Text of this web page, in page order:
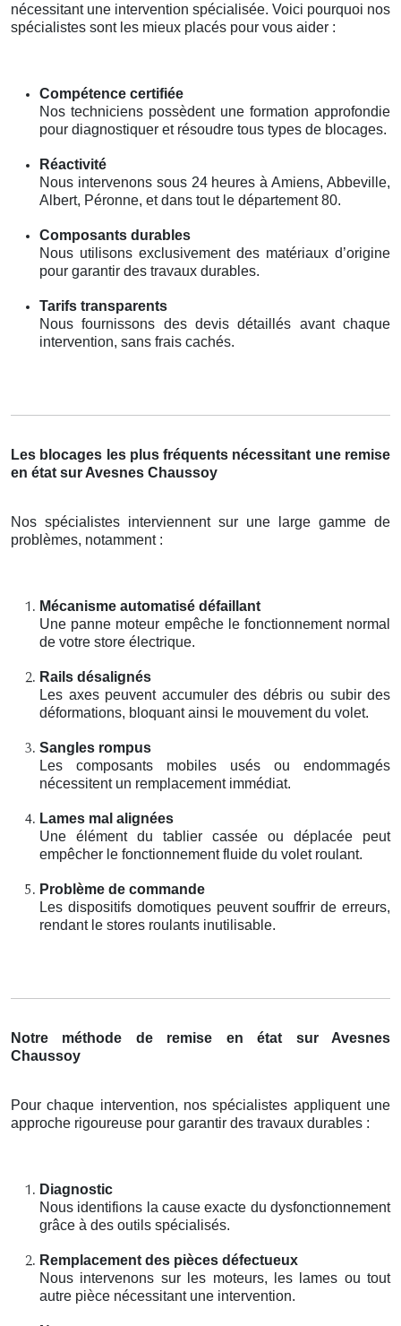
nécessitant une intervention spécialisée. Voici pourquoi nos
spécialistes sont les mieux placés pour vous aider :
Compétence certifiée
Nos techniciens possèdent une formation approfondie
pour diagnostiquer et résoudre tous types de blocages.
Réactivité
Nous intervenons sous 24 heures à Amiens, Abbeville,
Albert, Péronne, et dans tout le département 80.
Composants durables
Nous utilisons exclusivement des matériaux d’origine
pour garantir des travaux durables.
Tarifs transparents
Nous fournissons des devis détaillés avant chaque
intervention, sans frais cachés.
Les blocages les plus fréquents nécessitant une remise
en état sur Avesnes Chaussoy
Nos spécialistes interviennent sur une large gamme de
problèmes, notamment :
Mécanisme automatisé défaillant
Une panne moteur empêche le fonctionnement normal
de votre store électrique.
Rails désalignés
Les axes peuvent accumuler des débris ou subir des
déformations, bloquant ainsi le mouvement du volet.
Sangles rompus
Les composants mobiles usés ou endommagés
nécessitent un remplacement immédiat.
Lames mal alignées
Une élément du tablier cassée ou déplacée peut
empêcher le fonctionnement fluide du volet roulant.
Problème de commande
Les dispositifs domotiques peuvent souffrir de erreurs,
rendant le stores roulants inutilisable.
Notre méthode de remise en état sur Avesnes
Chaussoy
Pour chaque intervention, nos spécialistes appliquent une
approche rigoureuse pour garantir des travaux durables :
Diagnostic
Nous identifions la cause exacte du dysfonctionnement
grâce à des outils spécialisés.
Remplacement des pièces défectueux
Nous intervenons sur les moteurs, les lames ou tout
autre pièce nécessitant une intervention.